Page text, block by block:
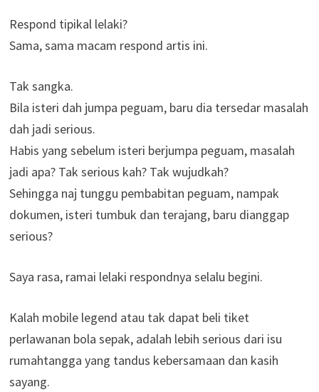
Respond tipikal lelaki?
Sama, sama macam respond artis ini.
Tak sangka.
Bila isteri dah jumpa peguam, baru dia tersedar masalah
dah jadi serious.
Habis yang sebelum isteri berjumpa peguam, masalah
jadi apa? Tak serious kah? Tak wujudkah?
Sehingga naj tunggu pembabitan peguam, nampak
dokumen, isteri tumbuk dan terajang, baru dianggap
serious?
Saya rasa, ramai lelaki respondnya selalu begini.
Kalah mobile legend atau tak dapat beli tiket
perlawanan bola sepak, adalah lebih serious dari isu
rumahtangga yang tandus kebersamaan dan kasih
sayang.